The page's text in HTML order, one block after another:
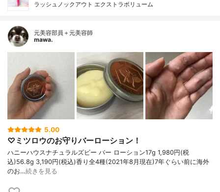
ラッシュノックアウト エクストラボリューム
元美容部員＋元美容師
mawa.
5.00
♡ミツロウのお守りバーローション！
ハニーハウスナチュラルズビー バー ローション17g 1,980円(税
込)56.8g 3,190円(税込)香り全4種(2021年8月現在)7年ぐらい前に海外
のお…続きを見る